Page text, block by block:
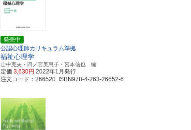
発売中
公認心理師カリキュラム準拠
福祉心理学
山中克夫・四ノ宮美惠子・宮本信也 編
定価3,630円 2022年1月発行
注文コード：266520 ISBN978-4-263-26652-6